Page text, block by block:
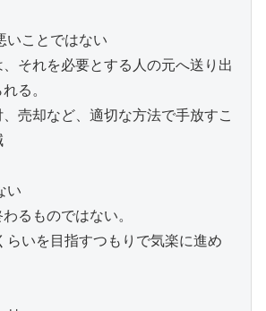
ことではない
それを必要とする人の元へ送り出
る。
売却など、適切な方法で手放すこ
い
るものではない。
らいを目指すつもりで気楽に進め